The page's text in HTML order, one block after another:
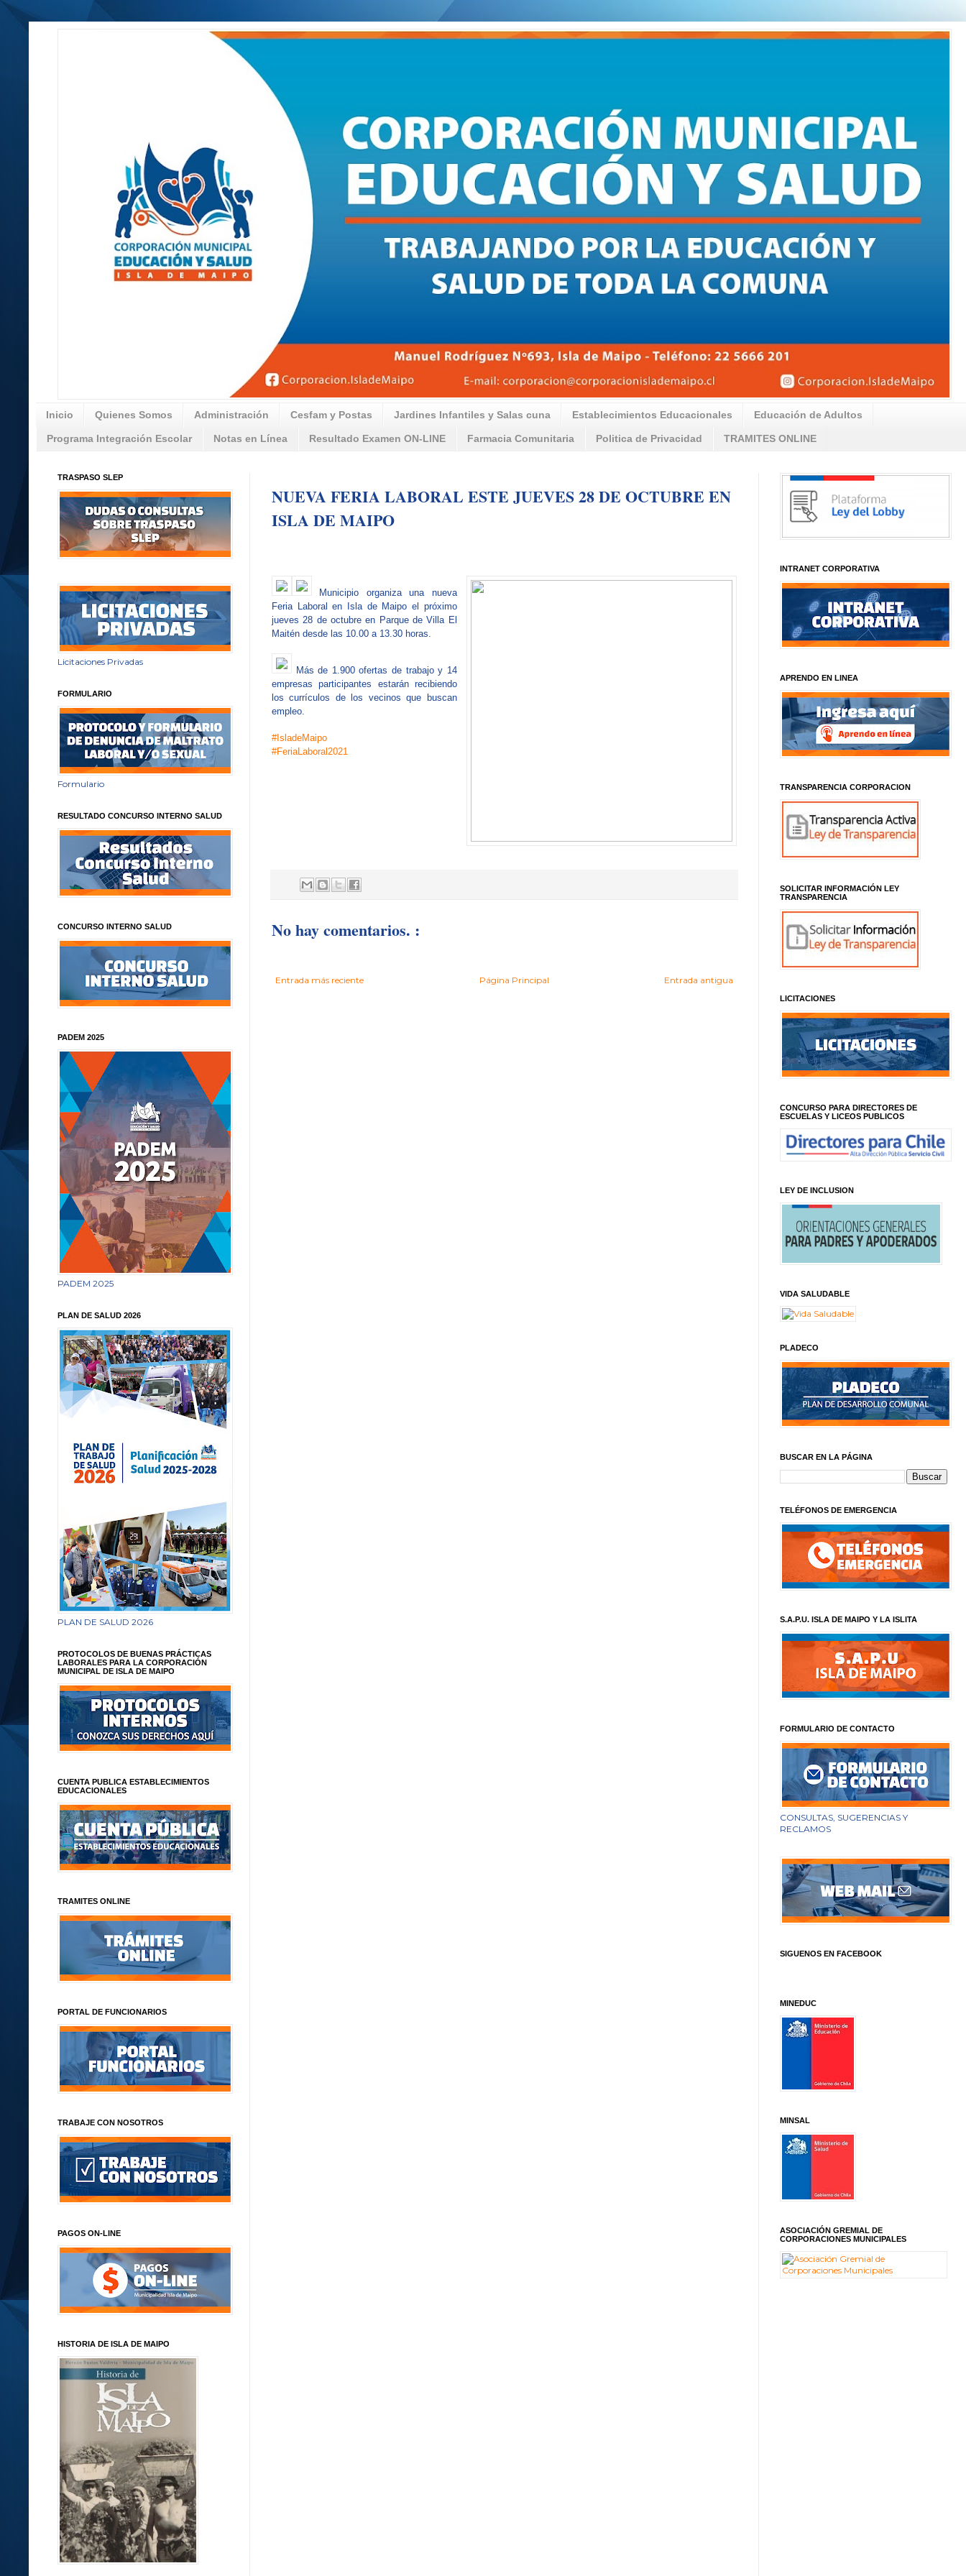
Inicio Quienes Somos Administración Cesfam y Postas Jardines Infantiles y Salas cuna Establecimientos Educacionales Educación de Adultos
Programa Integración Escolar Notas en Línea Resultado Examen ON-LINE Farmacia Comunitaria Politica de Privacidad TRAMITES ONLINE
NUEVA FERIA LABORAL ESTE JUEVES 28 DE OCTUBRE EN
ISLA DE MAIPO
Municipio organiza una nueva
Feria Laboral en Isla de Maipo el próximo
jueves 28 de octubre en Parque de Villa El
Maitén desde las 10.00 a 13.30 horas.
Más de 1.900 ofertas de trabajo y 14
empresas participantes estarán recibiendo
los currículos de los vecinos que buscan
empleo.
#IsladeMaipo
#FeriaLaboral2021
No hay comentarios. :
Entrada más reciente Entrada antigua
Página Principal
TRASPASO SLEP
Licitaciones Privadas
FORMULARIO
Formulario
RESULTADO CONCURSO INTERNO SALUD
CONCURSO INTERNO SALUD
PADEM 2025
PADEM 2025
PLAN DE SALUD 2026
PLAN DE SALUD 2026
PROTOCOLOS DE BUENAS PRÁCTICAS
LABORALES PARA LA CORPORACIÓN
MUNICIPAL DE ISLA DE MAIPO
CUENTA PUBLICA ESTABLECIMIENTOS
EDUCACIONALES
TRAMITES ONLINE
PORTAL DE FUNCIONARIOS
TRABAJE CON NOSOTROS
PAGOS ON-LINE
HISTORIA DE ISLA DE MAIPO
INTRANET CORPORATIVA
APRENDO EN LINEA
TRANSPARENCIA CORPORACION
SOLICITAR INFORMACIÓN LEY
TRANSPARENCIA
LICITACIONES
CONCURSO PARA DIRECTORES DE
ESCUELAS Y LICEOS PUBLICOS
LEY DE INCLUSION
VIDA SALUDABLE
PLADECO
BUSCAR EN LA PÁGINA
TELÉFONOS DE EMERGENCIA
S.A.P.U. ISLA DE MAIPO Y LA ISLITA
FORMULARIO DE CONTACTO
CONSULTAS, SUGERENCIAS Y
RECLAMOS
SIGUENOS EN FACEBOOK
MINEDUC
MINSAL
ASOCIACIÓN GREMIAL DE
CORPORACIONES MUNICIPALES